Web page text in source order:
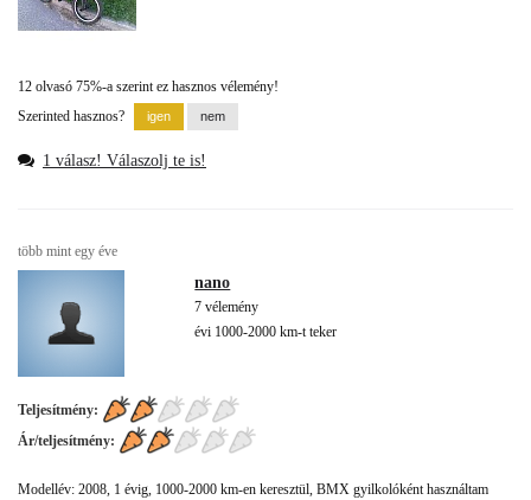
12 olvasó 75%-a szerint ez hasznos vélemény!
Szerinted hasznos?
1 válasz! Válaszolj te is!
több mint egy éve
nano
7 vélemény
évi 1000-2000 km-t teker
Teljesítmény:
Ár/teljesítmény:
Modellév: 2008, 1 évig, 1000-2000 km-en keresztül, BMX gyilkolóként használtam